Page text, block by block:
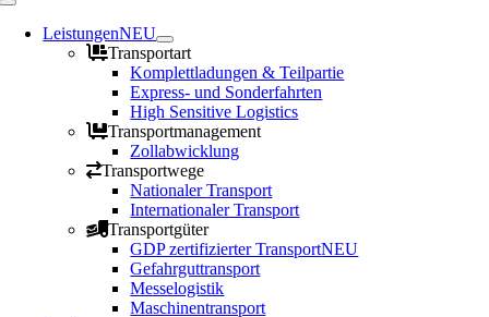
Toggle
NavigationLeistungenNEU
Transportart
Komplettladungen & Teilpartie
Express- und Sonderfahrten
High Sensitive Logistics
Transportmanagement
Zollabwicklung
Transportwege
Nationaler Transport
Internationaler Transport
Transportgüter
GDP zertifizierter TransportNEU
Gefahrguttransport
Messelogistik
Maschinentransport